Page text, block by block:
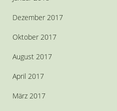
Dezember 2017
Oktober 2017
August 2017
April 2017
März 2017